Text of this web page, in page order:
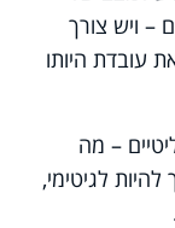
– ויש צורך
עובדת היותו
– מה
לגיטימי,